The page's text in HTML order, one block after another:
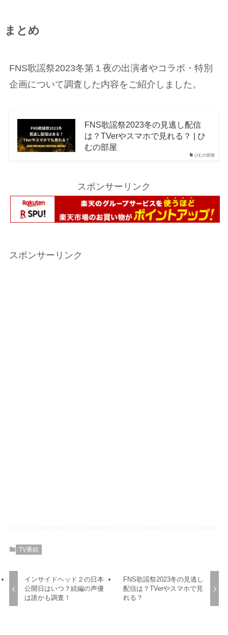
まとめ
FNS歌謡祭2023冬第１夜の出演者やコラボ・特別
企画について調査した内容をご紹介しました。
ひむの部屋
FNS歌謡祭2023冬の見逃し配信
は？TVerやスマホで見れる？ | ひ
むの部屋
スポンサーリンク
スポンサーリンク
TV番組
インサイドヘッド２の日本
公開日はいつ？続編の声優
は誰かも調査！
FNS歌謡祭2023冬の見逃し
配信は？TVerやスマホで見
れる？